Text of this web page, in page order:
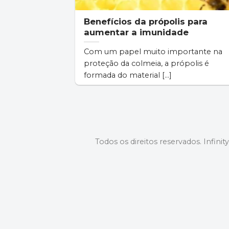
Benefícios da própolis para
aumentar a imunidade
Com um papel muito importante na
proteção da colmeia, a própolis é
formada do material [...]
Todos os direitos reservados.